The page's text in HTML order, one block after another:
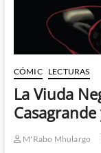
CÓMIC LECTURAS
La Viuda
M'Rabo Mhulargo